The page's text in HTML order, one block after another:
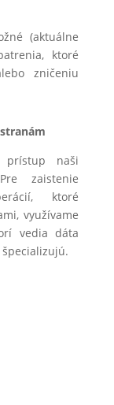
(aktuálne
ktoré
zničeniu
prístup naši
zaistenie
ktoré
využívame
vedia dáta